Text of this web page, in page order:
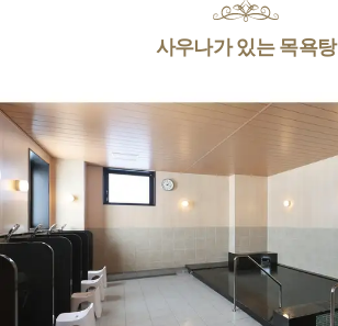
사우나가 있는 목욕탕